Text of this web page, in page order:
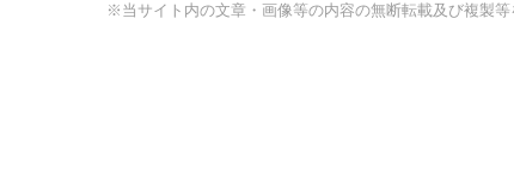
※当サイト内の文章・画像等の内容の無断転載及び複製等